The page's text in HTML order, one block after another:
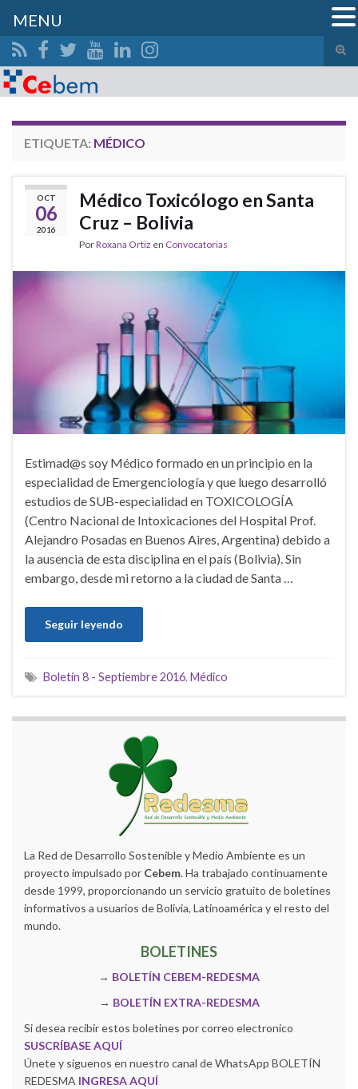
el
Search for:
ETIQUETA: MÉDICO
OCT
06
2016
Médico Toxicólogo en Santa
Cruz – Bolivia
PorRoxana Ortiz en Convocatorias
Estimad@s soy Médico formado en un principio en la
especialidad de Emergenciología y que luego desarrolló
estudios de SUB-especialidad en TOXICOLOGÍA
(Centro Nacional de Intoxicaciones del Hospital Prof.
Alejandro Posadas en Buenos Aires, Argentina) debido a
la ausencia de esta disciplina en el país (Bolivia). Sin
embargo, desde mi retorno a la ciudad de Santa …
Seguir leyendo
Boletín 8 - Septiembre 2016, Médico
La Red de Desarrollo Sostenible y Medio Ambiente es un
proyecto impulsado por Cebem. Ha trabajado continuamente
desde 1999, proporcionando un servicio gratuito de boletines
informativos a usuarios de Bolivia, Latinoamérica y el resto del
mundo.
BOLETINES
→ BOLETÍN CEBEM-REDESMA
→ BOLETÍN EXTRA-REDESMA
Si desea recibir estos boletines por correo electronico
SUSCRÍBASE AQUÍ
Únete y siguenos en nuestro canal de WhatsApp BOLETÍN
REDESMA INGRESA AQUÍ
MENU